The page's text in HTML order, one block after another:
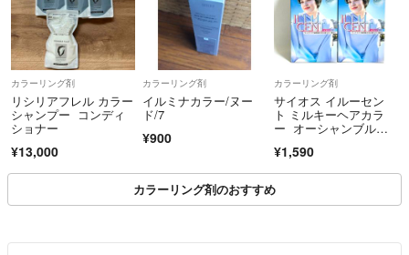
法定表示事項を画像に載せています
（東京都福祉保健局により許可を得ています）
メッシュ
✅表記以外の値下げ❌
*🎀なし(¥200引き)同士の組み合わせ❌
*複数ご購入の場合は【🎀ありの合計金額】から割引きです
【お取り扱いについて】
ジ （組み合わせ自由)
カラーリング剤
リシリアフレル カラー
シャンプー コンディ
ショナー
¥13,000
カラーリング剤
イルミナカラー/ヌー
ド/7
¥900
カラーリング剤
サイオス イルーセン
ト ミルキーヘアカラ
ー オーシャンブル
¥1,590
カラーリング剤のおすすめ